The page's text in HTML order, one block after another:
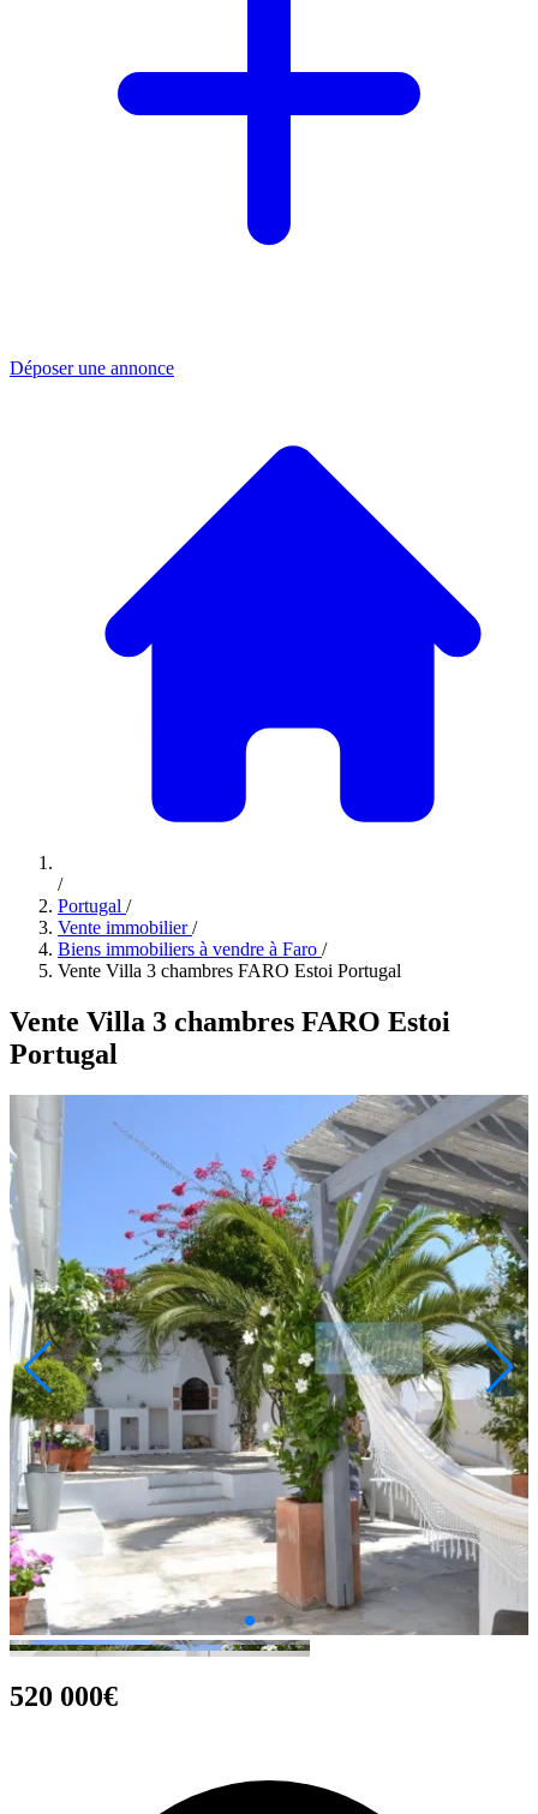
Déposer une annonce
/
Portugal /
Vente immobilier /
Biens immobiliers à vendre à Faro /
Vente Villa 3 chambres FARO Estoi Portugal
Vente Villa 3 chambres FARO Estoi
Portugal
520 000€